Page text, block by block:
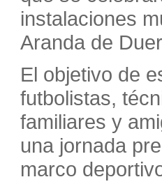
instalaciones
Aranda de
El objetivo de
futbolistas,
familiares y
una jornada
marco